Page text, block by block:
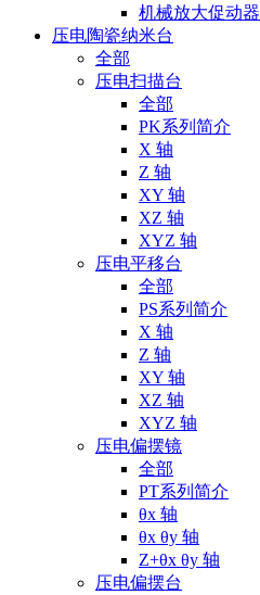
机械放大促动器
压电陶瓷纳米台
全部
压电扫描台
全部
PK系列简介
X 轴
Z 轴
XY 轴
XZ 轴
XYZ 轴
压电平移台
全部
PS系列简介
X 轴
Z 轴
XY 轴
XZ 轴
XYZ 轴
压电偏摆镜
全部
PT系列简介
θx 轴
θx θy 轴
Z+θx θy 轴
压电偏摆台